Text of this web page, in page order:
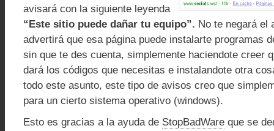
avisará con la siguiente leyenda
“Este sitio puede dañar tu equipo”. No te negará el
advertirá que esa página puede instalarte programas
sin que te des cuenta, simplemente haciendote creer
dará los códigos que necesitas e instalandote otra
todo este asunto, este tipo de avisos creo que
para un cierto sistema operativo (windows).
Esto es gracias a la ayuda de StopBadWare que se